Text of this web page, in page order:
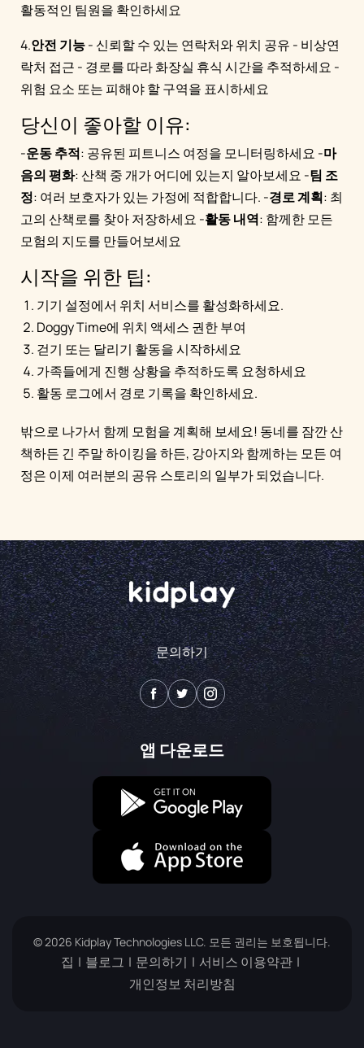
활동적인 팀원을 확인하세요
4.안전 기능- 신뢰할 수 있는 연락처와 위치 공유 - 비상연
락처 접근 - 경로를 따라 화장실 휴식 시간을 추적하세요 -
위험 요소 또는 피해야 할 구역을 표시하세요
당신이 좋아할 이유:
-운동 추적: 공유된 피트니스 여정을 모니터링하세요 -마
음의 평화: 산책 중 개가 어디에 있는지 알아보세요 -팀 조
정: 여러 보호자가 있는 가정에 적합합니다. -경로 계획: 최
고의 산책로를 찾아 저장하세요 -활동 내역: 함께한 모든
모험의 지도를 만들어보세요
시작을 위한 팁:
기기 설정에서 위치 서비스를 활성화하세요.
Doggy Time에 위치 액세스 권한 부여
걷기 또는 달리기 활동을 시작하세요
가족들에게 진행 상황을 추적하도록 요청하세요
활동 로그에서 경로 기록을 확인하세요.
밖으로 나가서 함께 모험을 계획해 보세요! 동네를 잠깐 산
책하든 긴 주말 하이킹을 하든, 강아지와 함께하는 모든 여
정은 이제 여러분의 공유 스토리의 일부가 되었습니다.
문의하기
앱 다운로드
© 2026 Kidplay Technologies LLC. 모든 권리는 보호됩니다.
집 블로그 문의하기
서비스 이용약관
개인정보 처리방침